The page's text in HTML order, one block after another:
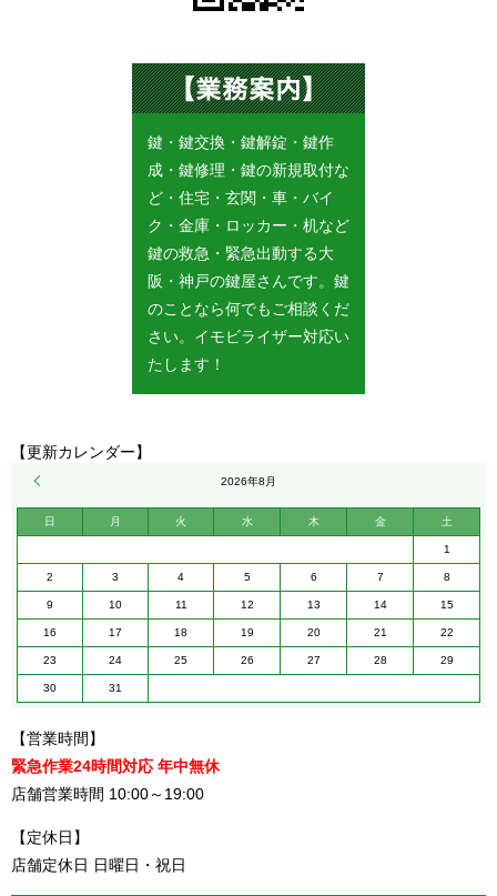
鍵・鍵交換・鍵解錠・鍵作
成・鍵修理・鍵の新規取付な
ど・住宅・玄関・車・バイ
ク・金庫・ロッカー・机など
鍵の救急・緊急出動する大
阪・神戸の鍵屋さんです。鍵
のことなら何でもご相談くだ
さい。イモビライザー対応い
たします！
【更新カレンダー】
2026年8月
日 月 火 水 木 金 土
1
2 3 4 5 6 7 8
9 10 11 12 13 14 15
16 17 18 19 20 21 22
23 24 25 26 27 28 29
30 31
【営業時間】
緊急作業24時間対応 年中無休
店舗営業時間 10:00～19:00
【定休日】
店舗定休日 日曜日・祝日